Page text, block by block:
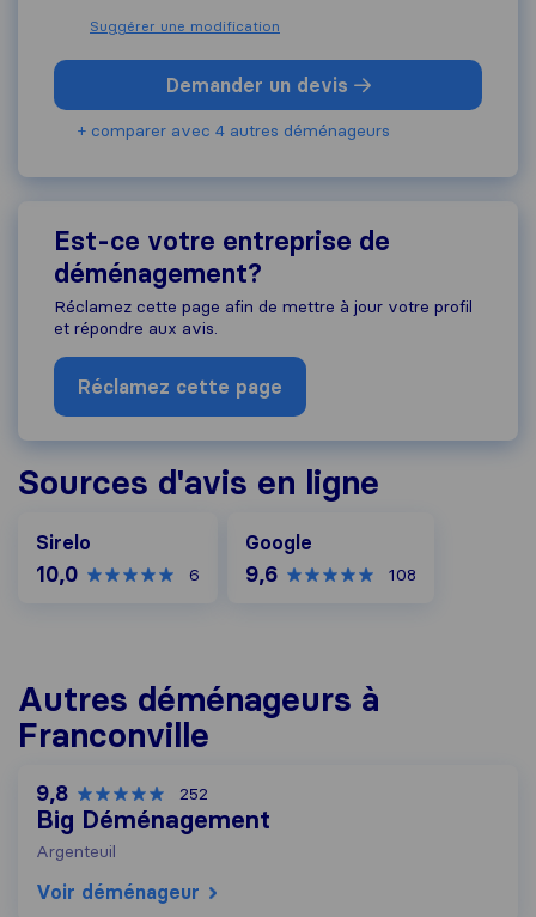
Suggérer une modification
Demander un devis
+ comparer avec 4 autres déménageurs
Est-ce votre entreprise de
déménagement?
Réclamez cette page afin de mettre à jour votre profil
et répondre aux avis.
Réclamez cette page
Sources d'avis en ligne
Sirelo
10,0 6
Google
9,6 108
Autres déménageurs à
Franconville
9,8 252
Big Déménagement
Argenteuil
Voir déménageur